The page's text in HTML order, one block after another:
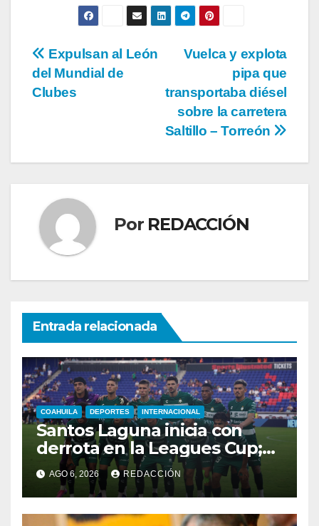
Navegación
de
Vuelca y explota
pipa que
transportaba diésel
sobre la carretera
Saltillo – Torreón
Expulsan al León
del Mundial de
Clubes
Por REDACCIÓN
Entrada relacionada
COAHUILA DEPORTES INTERNACIONAL
Santos Laguna inicia con
derrota en la Leagues Cup;
cae 2-0 ante New York City
FCAGO 6, 2026 REDACCIÓN